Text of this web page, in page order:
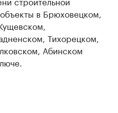
в Брюховецком,
Тихорецком,
Абинском